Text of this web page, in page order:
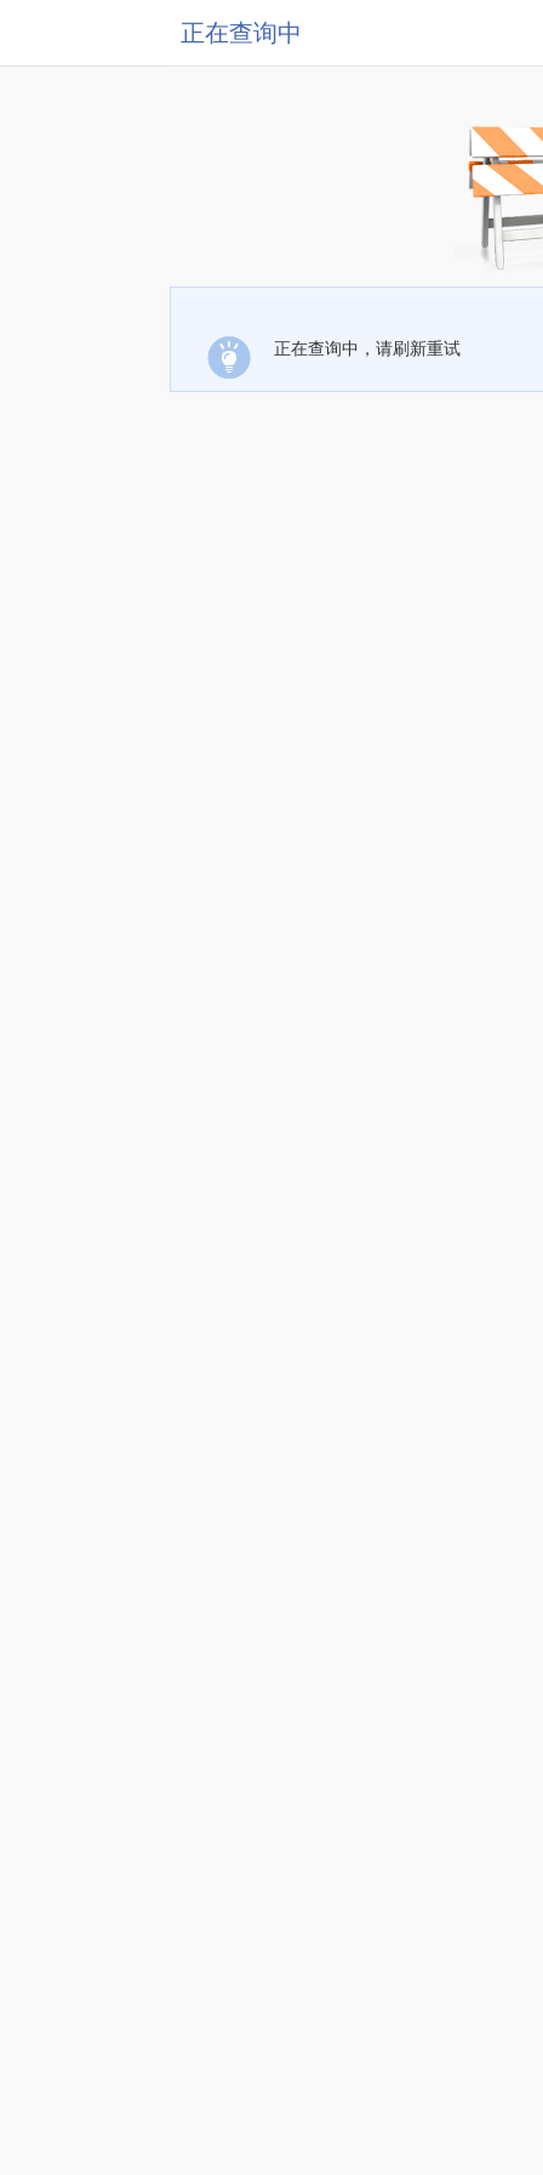
正在查询中
正在查询中，请刷新重试